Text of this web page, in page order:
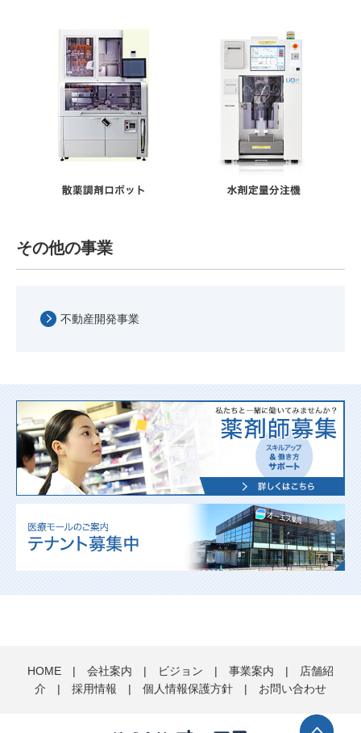
その他の事業
不動産開発事業
HOME | 会社案内 | ビジョン | 事業案内 |
店舗紹
介 | 採用情報 | 個人情報保護方針 | お問い合わせ